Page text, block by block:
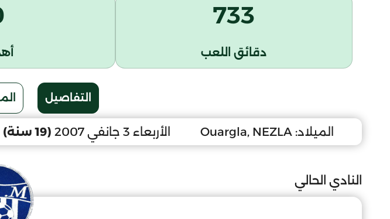
733
دقائق اللعب
التفاصيل
الميلاد: Ouargla, NEZLA الأربعاء 3 جانفي 2007 (19 سنة)
النادي الحالي